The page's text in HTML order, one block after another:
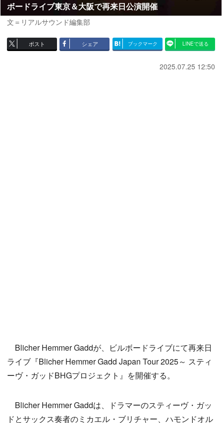
ボードライブ東京＆大阪で再来日公演開催
文＝リアルサウンド編集部
ポスト シェア ブックマーク LINEで送る
2025.07.25 12:50
Blicher Hemmer Gaddが、ビルボードライブにて再来日
ライブ『Blicher Hemmer Gadd Japan Tour 2025～ スティ
ーヴ・ガッドBHGプロジェクト』を開催する。
Blicher Hemmer Gaddは、ドラマーのスティーヴ・ガッ
ドとサックス奏者のミカエル・ブリチャー、ハモンドオル